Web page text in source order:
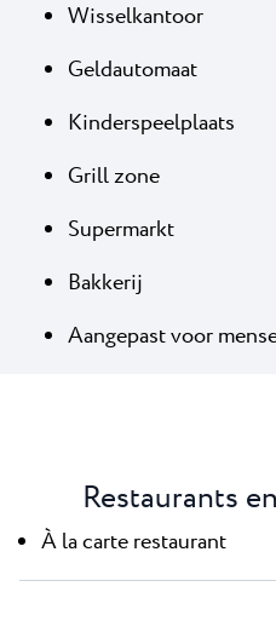
Wisselkantoor
Geldautomaat
Kinderspeelplaats
Grill zone
Supermarkt
Bakkerij
Aangepast voor
Restaurants
À la carte restaurant